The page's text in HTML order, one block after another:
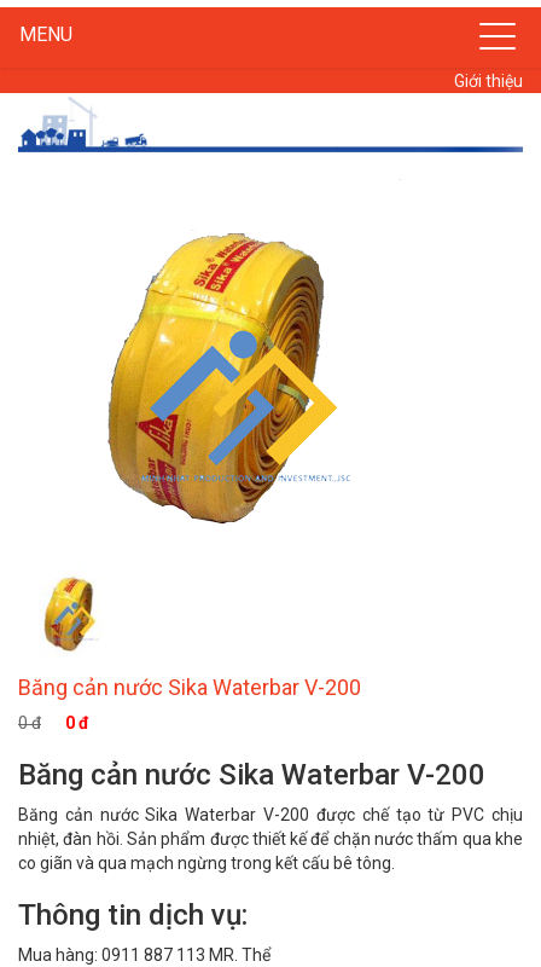
MENU
Giới thiệu
Băng cản nước Sika Waterbar V-200
0 đ 0 đ
Băng cản nước Sika Waterbar V-200
Băng cản nước Sika Waterbar V-200 được chế tạo từ PVC chịu
nhiệt, đàn hồi. Sản phẩm được thiết kế để chặn nước thấm qua khe
co giãn và qua mạch ngừng trong kết cấu bê tông.
Thông tin dịch vụ:
Mua hàng: 0911 887 113 MR. Thể